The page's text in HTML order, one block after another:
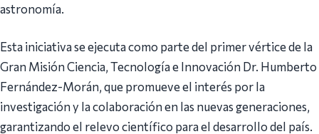
astronomía.
Esta iniciativa se ejecuta como parte del primer vértice de la
Gran Misión Ciencia, Tecnología e Innovación Dr. Humberto
Fernández-Morán, que promueve el interés por la
investigación y la colaboración en las nuevas generaciones,
garantizando el relevo científico para el desarrollo del país.